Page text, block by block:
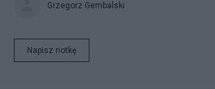
Grzegorz Gembalski
Napisz notkę